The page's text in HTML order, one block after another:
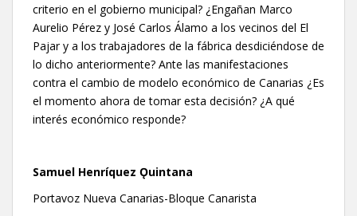
criterio en el gobierno municipal? ¿Engañan Marco
Aurelio Pérez y José Carlos Álamo a los vecinos del El
Pajar y a los trabajadores de la fábrica desdiciéndose de
lo dicho anteriormente? Ante las manifestaciones
contra el cambio de modelo económico de Canarias ¿Es
el momento ahora de tomar esta decisión? ¿A qué
interés económico responde?
Samuel Henríquez Ǫuintana
Portavoz Nueva Canarias-Bloque Canarista